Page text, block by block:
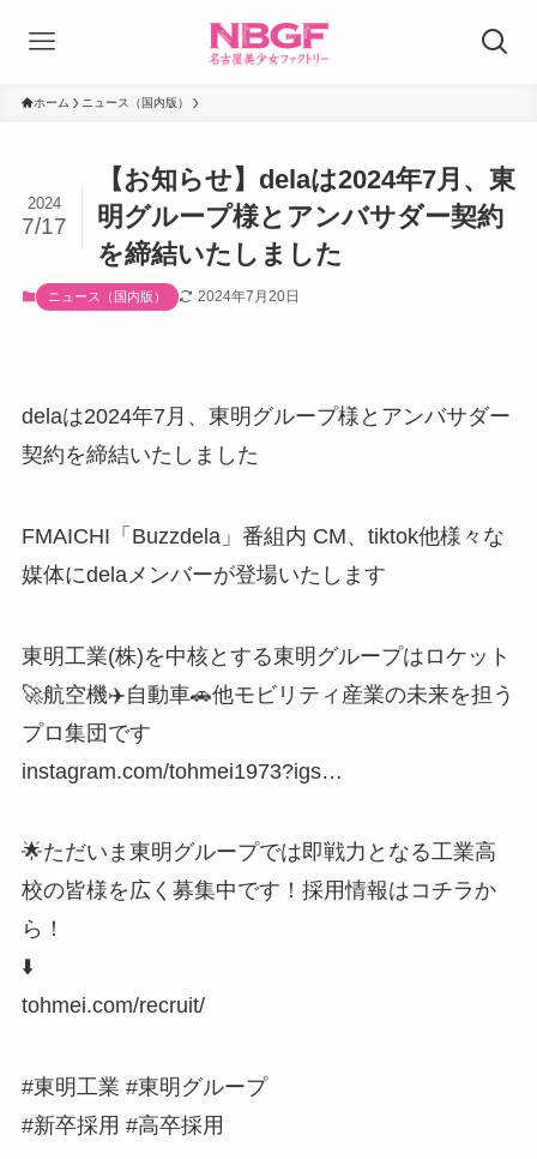
ホーム ニュース（国内版）
【お知らせ】delaは2024年7月、東
明グループ様とアンバサダー契約
を締結いたしました
2024
7/17
ニュース（国内版） 2024年7月20日
delaは2024年7月、東明グループ様とアンバサダー
契約を締結いたしました
FMAICHI「Buzzdela」番組内 CM、tiktok他様々な
媒体にdelaメンバーが登場いたします
東明工業(株)を中核とする東明グループはロケット
🚀航空機✈️自動車🚗他モビリティ産業の未来を担う
プロ集団です
instagram.com/tohmei1973?igs…
🌟ただいま東明グループでは即戦力となる工業高
校の皆様を広く募集中です！採用情報はコチラか
ら！
⬇️
tohmei.com/recruit/
#東明工業 #東明グループ
#新卒採用 #高卒採用